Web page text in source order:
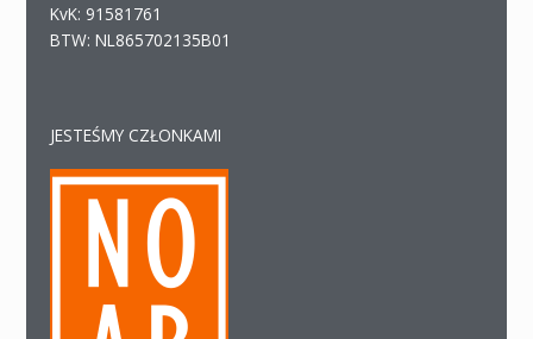
KvK: 91581761
BTW: NL865702135B01
JESTEŚMY CZŁONKAMI